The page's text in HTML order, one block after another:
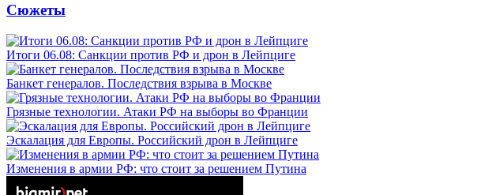
Сюжеты
Итоги 06.08: Санкции против РФ и дрон в Лейпциге
Банкет генералов. Последствия взрыва в Москве
Грязные технологии. Атаки РФ на выборы во Франции
Эскалация для Европы. Российский дрон в Лейпциге
Изменения в армии РФ: что стоит за решением Путина